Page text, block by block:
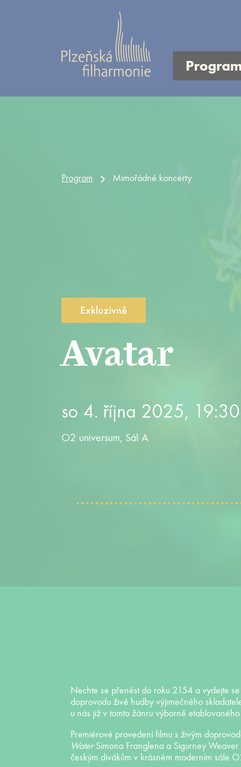
Program
Program Mimořádné koncerty
Avatar
so 4. října 2025, 19:30
O2 universum, Sál A
Exkluzivně
Nechte se přenést do roku 2154 a vydejte
doprovodu živé hudby výjimečného
u nás již v tomto žánru výborně
Premiérové provedení filmu s živým
Water Simona Franglena a Sigurney
českým divákům v krásném moderním sále